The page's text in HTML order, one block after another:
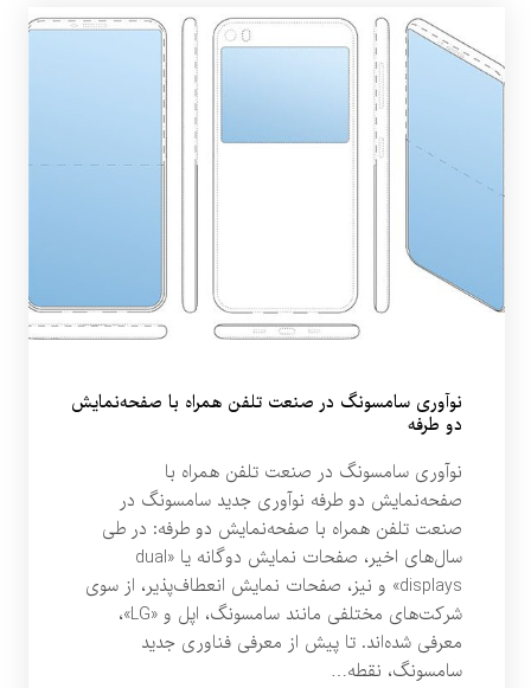
نوآوری سامسونگ در صنعت تلفن همراه با صفحه‌نمایش
دو طرفه
نوآوری سامسونگ در صنعت تلفن همراه با
صفحه‌نمایش دو طرفه نوآوری جدید سامسونگ در
صنعت تلفن همراه با صفحه‌نمایش دو طرفه: در طی
سال‌های اخیر، صفحات نمایش‌ دوگانه یا «dual
displays» و نیز، صفحات نمایش انعطاف‌پذیر، از سوی
شرکت‌های مختلفی مانند سامسونگ، اپل و «LG»،
معرفی شده‌اند. تا پیش از معرفی فناوری جدید
سامسونگ، نقطه…